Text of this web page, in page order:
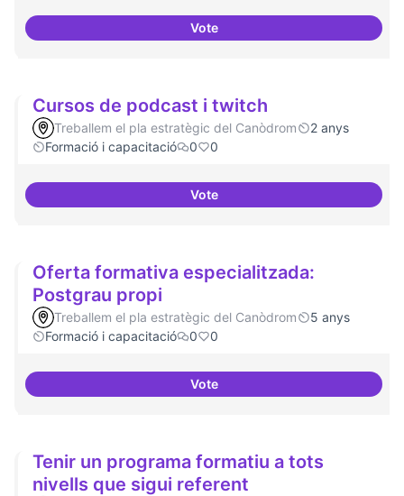
VoteFormació especialitzada en
Cursos de podcast i twitch
Treballem el pla estratègic del Canòdrom
2 anys
Formació i capacitació
0 0
VoteCursos de podcast i twitch
Oferta formativa especialitzada:
Postgrau propi
Treballem el pla estratègic del Canòdrom
5 anys
Formació i capacitació
0 0
VoteOferta formativa
Tenir un programa formatiu a tots
nivells que sigui referent